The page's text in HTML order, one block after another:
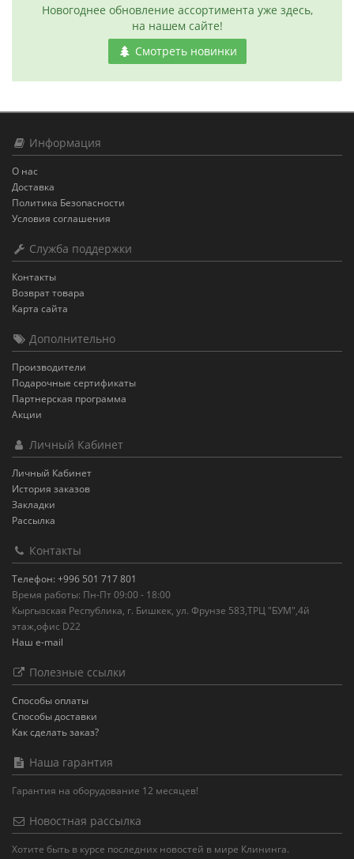
Новогоднее обновление ассортимента уже здесь,
на нашем сайте!
Смотреть новинки
Информация
О нас
Доставка
Политика Безопасности
Условия соглашения
Служба поддержки
Контакты
Возврат товара
Карта сайта
Дополнительно
Производители
Подарочные сертификаты
Партнерская программа
Акции
Личный Кабинет
Личный Кабинет
История заказов
Закладки
Рассылка
Контакты
Телефон: +996 501 717 801
Время работы: Пн-Пт 09:00 - 18:00
Кыргызская Республика, г. Бишкек, ул. Фрунзе 583,ТРЦ "БУМ",4й
этаж,офис D22
Наш e-mail
Полезные ссылки
Способы оплаты
Способы доставки
Как сделать заказ?
Наша гарантия
Гарантия на оборудование 12 месяцев!
Новостная рассылка
Хотите быть в курсе последних новостей в мире Клининга.